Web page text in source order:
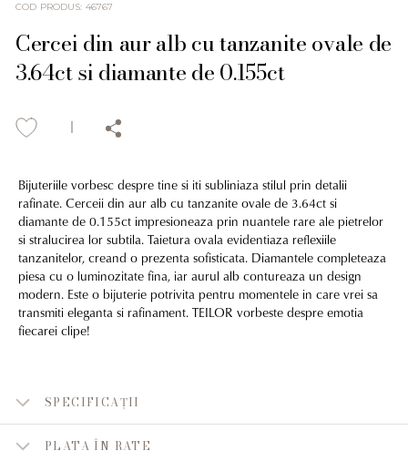
COD PRODUS: 46767
Cercei din aur alb cu tanzanite ovale de
3.64ct si diamante de 0.155ct
Bijuteriile vorbesc despre tine si iti subliniaza stilul prin detalii
rafinate. Cerceii din aur alb cu tanzanite ovale de 3.64ct si
diamante de 0.155ct impresioneaza prin nuantele rare ale pietrelor
si stralucirea lor subtila. Taietura ovala evidentiaza reflexiile
tanzanitelor, creand o prezenta sofisticata. Diamantele completeaza
piesa cu o luminozitate fina, iar aurul alb contureaza un design
modern. Este o bijuterie potrivita pentru momentele in care vrei sa
transmiti eleganta si rafinament. TEILOR vorbeste despre emotia
fiecarei clipe!
SPECIFICAȚII
PLATA ÎN RATE